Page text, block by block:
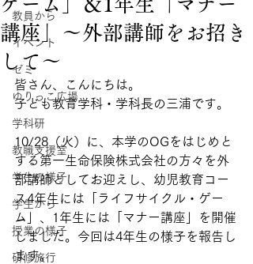
教員から
イベント
ゼミ
ゆりっこ広場
学科研
教職支援室
学生の様子
学生から
授業の様子
研修旅行
講座」～外部講師をお招き
して～
皆さん、こんにちは。
子ども教育学科・学科長の三浦です。
10/28（火）に、本学のOGをはじめと
する第一生命保険株式会社の方々を外
部講師としてお迎えし、幼児教育コー
ス4年生には「ライフサイクル・ゲー
ム」、1年生には「マナー講座」を開催
しました。今回は4年生の様子を報告し
ます。